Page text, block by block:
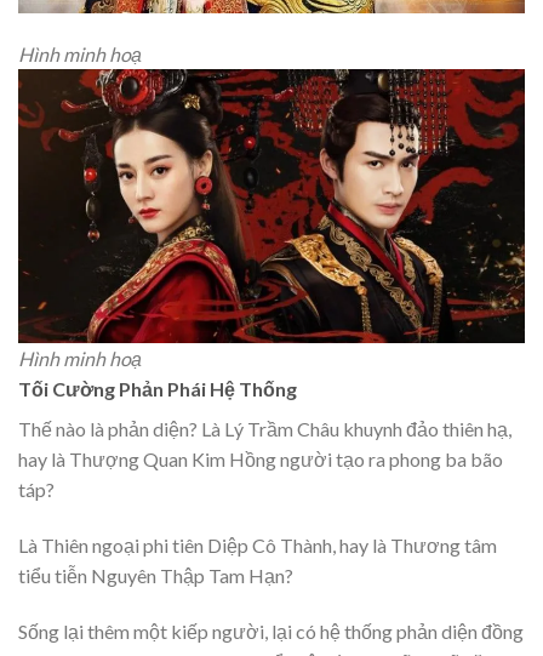
Hình minh hoạ
Hình minh hoạ
Tối Cường Phản Phái Hệ Thống
Thế nào là phản diện? Là Lý Trầm Châu khuynh đảo thiên hạ,
hay là Thượng Quan Kim Hồng người tạo ra phong ba bão
táp?
Là Thiên ngoại phi tiên Diệp Cô Thành, hay là Thương tâm
tiểu tiễn Nguyên Thập Tam Hạn?
Sống lại thêm một kiếp người, lại có hệ thống phản diện đồng